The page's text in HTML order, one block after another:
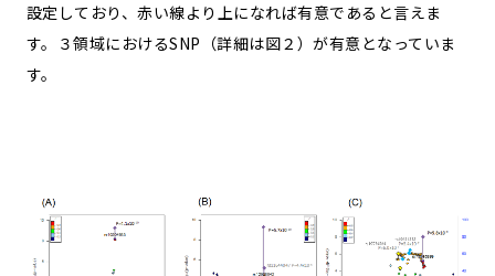
設定しており、赤い線より上になれば有意であると言えま
す。３領域におけるSNP（詳細は図２）が有意となっていま
す。